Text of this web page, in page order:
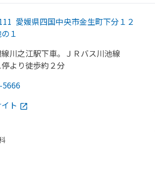
愛媛県四国中央市金生町下分１２
１
川之江駅下車。 ＪＲバス川池線
より徒歩約２分
ト